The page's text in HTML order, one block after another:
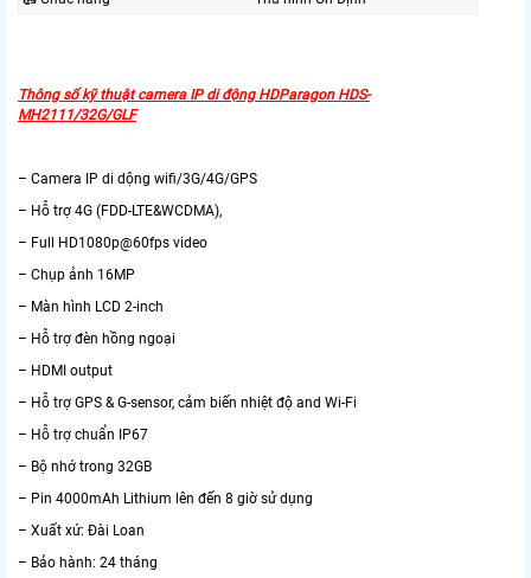
Thông số kỹ thuật camera IP di động HDParagon HDS-
MH2111/32G/GLF
– Camera IP di dộng wifi/3G/4G/GPS
– Hỗ trợ 4G (FDD-LTE&WCDMA),
– Full HD1080p@60fps video
– Chụp ảnh 16MP
– Màn hình LCD 2-inch
– Hỗ trợ đèn hồng ngoại
– HDMI output
– Hỗ trợ GPS & G-sensor, cảm biến nhiệt độ and Wi-Fi
– Hỗ trợ chuẩn IP67
– Bộ nhớ trong 32GB
– Pin 4000mAh Lithium lên đến 8 giờ sử dụng
– Xuất xứ: Đài Loan
– Bảo hành: 24 tháng